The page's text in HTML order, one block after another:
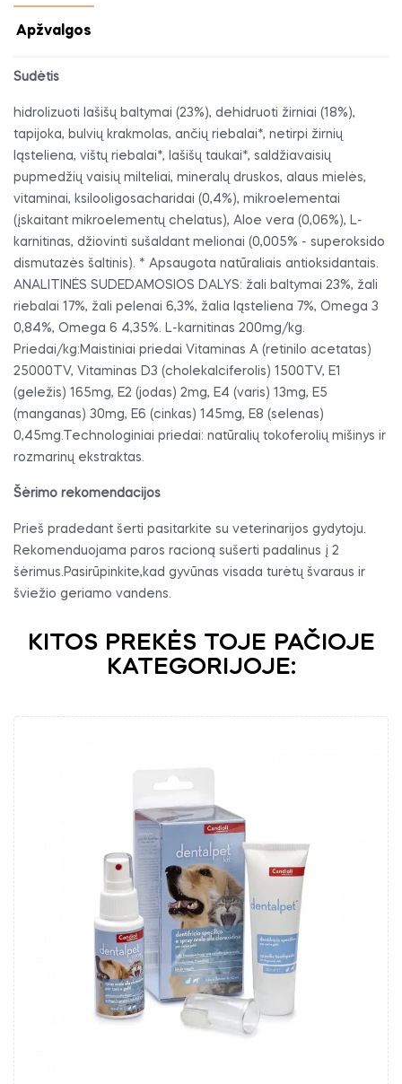
Apžvalgos
Sudėtis
hidrolizuoti lašišų baltymai (23%), dehidruoti žirniai (18%),
tapijoka, bulvių krakmolas, ančių riebalai*, netirpi žirnių
ląsteliena, vištų riebalai*, lašišų taukai*, saldžiavaisių
pupmedžių vaisių milteliai, mineralų druskos, alaus mielės,
vitaminai, ksilooligosacharidai (0,4%), mikroelementai
(įskaitant mikroelementų chelatus), Aloe vera (0,06%), L-
karnitinas, džiovinti sušaldant melionai (0,005% - superoksido
dismutazės šaltinis). * Apsaugota natūraliais antioksidantais.
ANALITINĖS SUDEDAMOSIOS DALYS: žali baltymai 23%, žali
riebalai 17%, žali pelenai 6,3%, žalia ląsteliena 7%, Omega 3
0,84%, Omega 6 4,35%. L-karnitinas 200mg/kg.
Priedai/kg:Maistiniai priedai Vitaminas A (retinilo acetatas)
25000TV, Vitaminas D3 (cholekalciferolis) 1500TV, E1
(geležis) 165mg, E2 (jodas) 2mg, E4 (varis) 13mg, E5
(manganas) 30mg, E6 (cinkas) 145mg, E8 (selenas)
0,45mg.Technologiniai priedai: natūralių tokoferolių mišinys ir
rozmarinų ekstraktas.
Šėrimo rekomendacijos
Prieš pradedant šerti pasitarkite su veterinarijos gydytoju.
Rekomenduojama paros racioną sušerti padalinus į 2
šėrimus.Pasirūpinkite,kad gyvūnas visada turėtų švaraus ir
šviežio geriamo vandens.
KITOS PREKĖS TOJE PAČIOJE
KATEGORIJOJE: